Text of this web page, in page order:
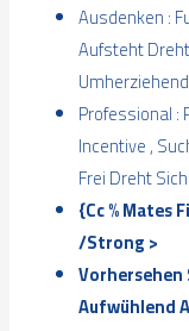
Ausdenken :
Aufsteht
Professional :
Incentive ,
Frei Dreht
{Cc % Mates
/Strong >
Vorhersehen
Aufwühlend